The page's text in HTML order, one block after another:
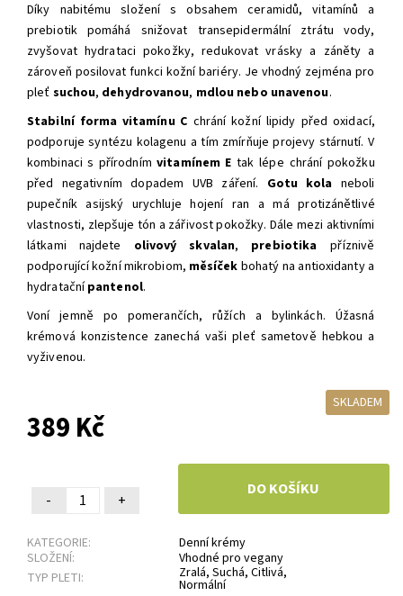
Díky nabitému složení s obsahem ceramidů, vitamínů a
prebiotik pomáhá snižovat transepidermální ztrátu vody,
zvyšovat hydrataci pokožky, redukovat vrásky a záněty a
zároveň posilovat funkci kožní bariéry. Je vhodný zejména pro
pleť suchou, dehydrovanou, mdlou nebo unavenou.
Stabilní forma vitamínu C chrání kožní lipidy před oxidací,
podporuje syntézu kolagenu a tím zmírňuje projevy stárnutí. V
kombinaci s přírodnímvitamínem E tak lépe chrání pokožku
před negativním dopadem UVB záření. Gotu kola neboli
pupečník asijský urychluje hojení ran a má protizánětlivé
vlastnosti, zlepšuje tón a zářivost pokožky. Dále mezi aktivními
látkami najdete olivový skvalan, prebiotika příznivě
podporující kožní mikrobiom, měsíček bohatý na antioxidanty a
hydratačnípantenol.
Voní jemně po pomerančích, růžích a bylinkách. Úžasná
krémová konzistence zanechá vaši pleť sametově hebkou a
vyživenou.
SKLADEM
389 Kč
- +
KATEGORIE:
Denní krémy
SLOŽENÍ:
Vhodné pro vegany
TYP PLETI:
Zralá, Suchá, Citlivá,
Normální